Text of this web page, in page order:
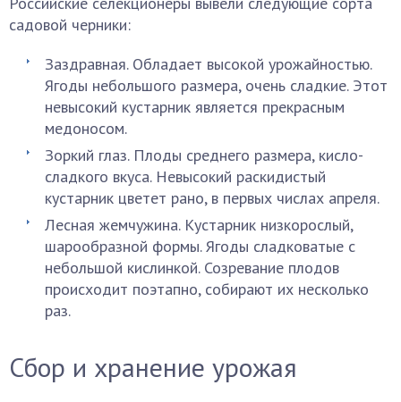
садовой черники:
Заздравная. Обладает высокой урожайностью.
Ягоды небольшого размера, очень сладкие. Этот
невысокий кустарник является прекрасным
медоносом.
Зоркий глаз. Плоды среднего размера, кисло-
сладкого вкуса. Невысокий раскидистый
кустарник цветет рано, в первых числах апреля.
Лесная жемчужина. Кустарник низкорослый,
шарообразной формы. Ягоды сладковатые с
небольшой кислинкой. Созревание плодов
происходит поэтапно, собирают их несколько
раз.
Сбор и хранение урожая